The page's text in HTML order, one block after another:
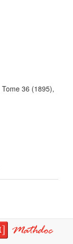
Tome 36 (1895),